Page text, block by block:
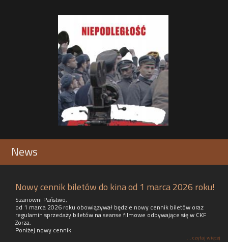
News
Nowy cennik biletów do kina od 1 marca 2026 roku!
Szanowni Państwo,
od 1 marca 2026 roku obowiązywał będzie nowy cennik biletów oraz
regulamin sprzedaży biletów na seanse filmowe odbywające się w CKF
Zorza.
Poniżej nowy cennik:
... czytaj więcej